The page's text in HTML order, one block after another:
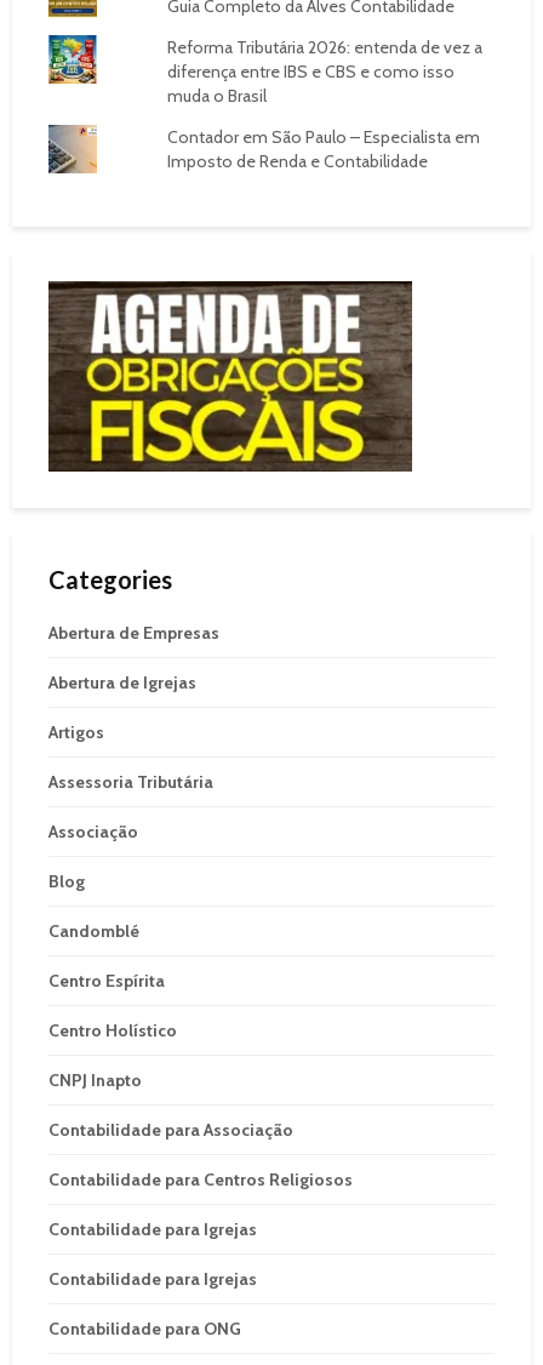
Guia Completo da Alves Contabilidade
Reforma Tributária 2026: entenda de vez a
diferença entre IBS e CBS e como isso
muda o Brasil
Contador em São Paulo – Especialista em
Imposto de Renda e Contabilidade
Categories
Abertura de Empresas
Abertura de Igrejas
Artigos
Assessoria Tributária
Associação
Blog
Candomblé
Centro Espírita
Centro Holístico
CNPJ Inapto
Contabilidade para Associação
Contabilidade para Centros Religiosos
Contabilidade para Igrejas
Contabilidade para Igrejas
Contabilidade para ONG